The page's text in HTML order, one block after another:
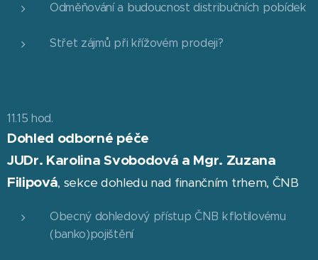
Odměňování a budoucnost distribučních pobídek
Střet zájmů při křížovém prodeji?
11.15 hod.
Dohled odborné péče
JUDr. Karolina Svobodová a Mgr. Zuzana
Filipová, sekce dohledu nad finančním trhem, ČNB
Obecný dohledový přístup ČNB k flotilovému
(banko)pojištění